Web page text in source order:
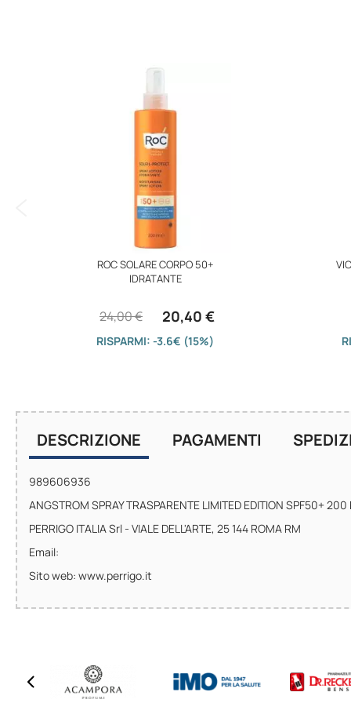
ROC SOLARE CORPO 50+
IDRATANTE
20,40 €
24,00 €
RISPARMI: -3.6€ (15%)
DESCRIZIONE
989606936
ANGSTROM SPRAY TRASPARENTE LIMITED EDITION SPF50+
PERRIGO ITALIA Srl - VIALE DELL'ARTE, 25 144 ROMA RM
Email:
Sito web: www.perrigo.it
PAGAMENTI